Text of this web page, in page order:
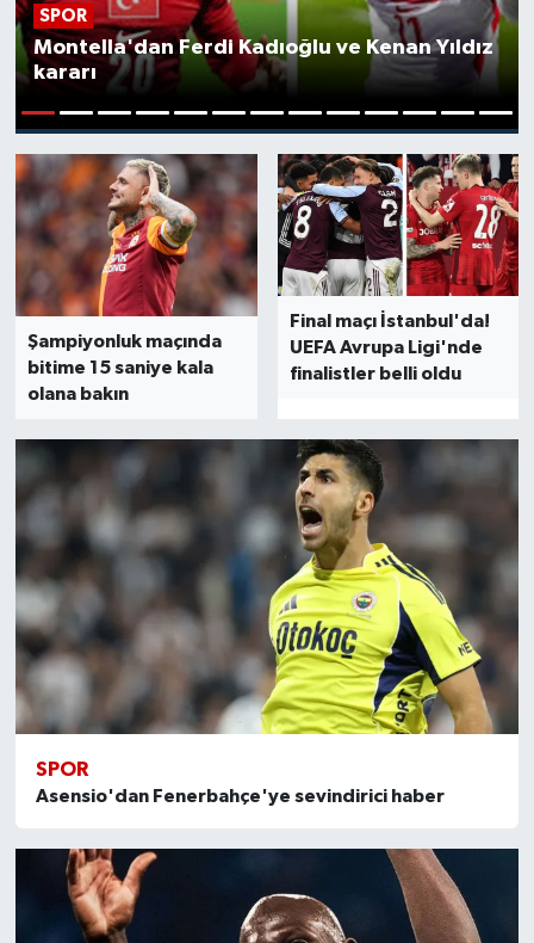
SPOR
Montella'dan Ferdi Kadıoğlu ve Kenan Yıldız
kararı
1 2 3 4 5 6 7 8 9 10 11 12 13
Şampiyonluk maçında
bitime 15 saniye kala
olana bakın
Final maçı İstanbul'da!
UEFA Avrupa Ligi'nde
finalistler belli oldu
SPOR
Asensio'dan Fenerbahçe'ye sevindirici haber